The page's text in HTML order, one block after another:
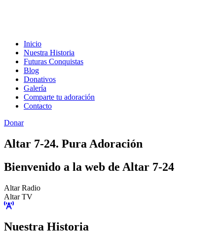
Inicio
Nuestra Historia
Futuras Conquistas
Blog
Donativos
Galería
Comparte tu adoración
Contacto
Donar
Altar 7-24. Pura Adoración
Bienvenido a la web de Altar 7-24
Altar Radio
Altar TV
Nuestra Historia